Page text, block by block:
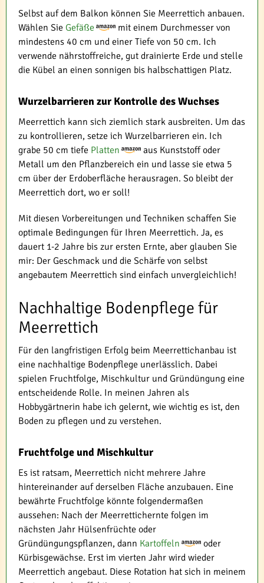
Selbst auf dem Balkon können Sie Meerrettich anbauen.
Wählen Sie Gefäße
mit einem Durchmesser von
mindestens 40 cm und einer Tiefe von 50 cm. Ich
verwende nährstoffreiche, gut drainierte Erde und stelle
die Kübel an einen sonnigen bis halbschattigen Platz.
Wurzelbarrieren zur Kontrolle des Wuchses
Meerrettich kann sich ziemlich stark ausbreiten. Um das
zu kontrollieren, setze ich Wurzelbarrieren ein. Ich
grabe 50 cm tiefe Platten
aus Kunststoff oder
Metall um den Pflanzbereich ein und lasse sie etwa 5
cm über der Erdoberfläche herausragen. So bleibt der
Meerrettich dort, wo er soll!
Mit diesen Vorbereitungen und Techniken schaffen Sie
optimale Bedingungen für Ihren Meerrettich. Ja, es
dauert 1-2 Jahre bis zur ersten Ernte, aber glauben Sie
mir: Der Geschmack und die Schärfe von selbst
angebautem Meerrettich sind einfach unvergleichlich!
Nachhaltige Bodenpflege für
Meerrettich
Für den langfristigen Erfolg beim Meerrettichanbau ist
eine nachhaltige Bodenpflege unerlässlich. Dabei
spielen Fruchtfolge, Mischkultur und Gründüngung eine
entscheidende Rolle. In meinen Jahren als
Hobbygärtnerin habe ich gelernt, wie wichtig es ist, den
Boden zu pflegen und zu verstehen.
Fruchtfolge und Mischkultur
Es ist ratsam, Meerrettich nicht mehrere Jahre
hintereinander auf derselben Fläche anzubauen. Eine
bewährte Fruchtfolge könnte folgendermaßen
aussehen: Nach der Meerrettichernte folgen im
nächsten Jahr Hülsenfrüchte oder
Gründüngungspflanzen, dann Kartoffeln
oder
Kürbisgewächse. Erst im vierten Jahr wird wieder
Meerrettich angebaut. Diese Rotation hat sich in meinem